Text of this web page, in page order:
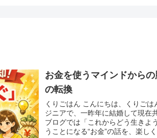
お金を使うマインドから
の転換
くりごはん こんにちは、くりご
ジニアで、一昨年に結婚して現在
ブログでは「これからどう生きよ
うことになる“お金”の話を、楽しく